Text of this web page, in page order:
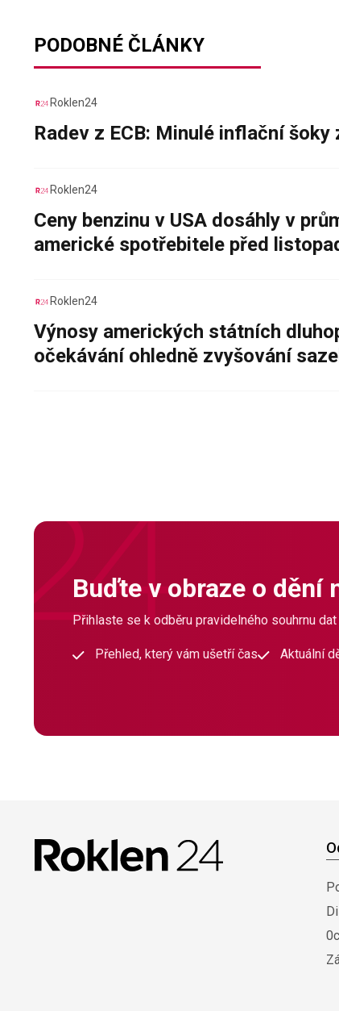
PODOBNÉ ČLÁNKY
Roklen24
Radev z ECB: Minulé inflační
Roklen24
Ceny benzinu v USA dosáhly v
americké spotřebitele před
Roklen24
Výnosy amerických státních
očekávání ohledně zvyšování
Buďte v obraze o
Přihlaste se k odběru pravidelného souhrnu
Přehled, který vám ušetří čas Aktuální